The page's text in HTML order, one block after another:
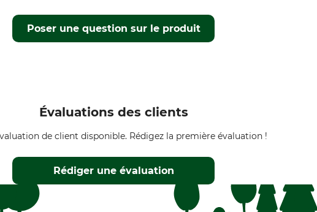
Poser une question sur le produit
Évaluations des clients
de client disponible. Rédigez la première évaluation !
Rédiger une évaluation